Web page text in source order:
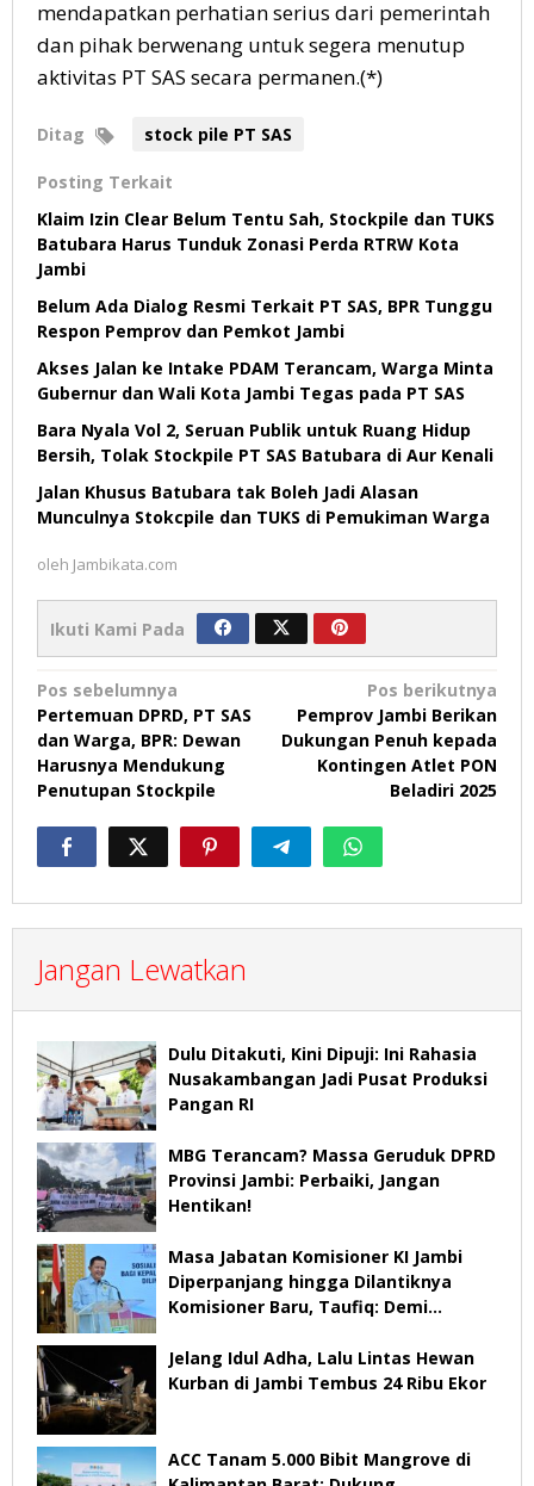
mendapatkan perhatian serius dari pemerintah
dan pihak berwenang untuk segera menutup
aktivitas PT SAS secara permanen.(*)
Ditag stock pile PT SAS
Posting Terkait
Klaim Izin Clear Belum Tentu Sah, Stockpile dan TUKS
Batubara Harus Tunduk Zonasi Perda RTRW Kota
Jambi
Belum Ada Dialog Resmi Terkait PT SAS, BPR Tunggu
Respon Pemprov dan Pemkot Jambi
Akses Jalan ke Intake PDAM Terancam, Warga Minta
Gubernur dan Wali Kota Jambi Tegas pada PT SAS
Bara Nyala Vol 2, Seruan Publik untuk Ruang Hidup
Bersih, Tolak Stockpile PT SAS Batubara di Aur Kenali
Jalan Khusus Batubara tak Boleh Jadi Alasan
Munculnya Stokcpile dan TUKS di Pemukiman Warga
oleh Jambikata.com
Ikuti Kami Pada
Navigasi
pos
Pos sebelumnya
Pertemuan DPRD, PT SAS
dan Warga, BPR: Dewan
Harusnya Mendukung
Penutupan Stockpile
Pos berikutnya
Pemprov Jambi Berikan
Dukungan Penuh kepada
Kontingen Atlet PON
Beladiri 2025
Jangan Lewatkan
Dulu Ditakuti, Kini Dipuji: Ini Rahasia
Nusakambangan Jadi Pusat Produksi
Pangan RI
MBG Terancam? Massa Geruduk DPRD
Provinsi Jambi: Perbaiki, Jangan
Hentikan!
Masa Jabatan Komisioner KI Jambi
Diperpanjang hingga Dilantiknya
Komisioner Baru, Taufiq: Demi
Jelang Idul Adha, Lalu Lintas Hewan
Kurban di Jambi Tembus 24 Ribu Ekor
ACC Tanam 5.000 Bibit Mangrove di